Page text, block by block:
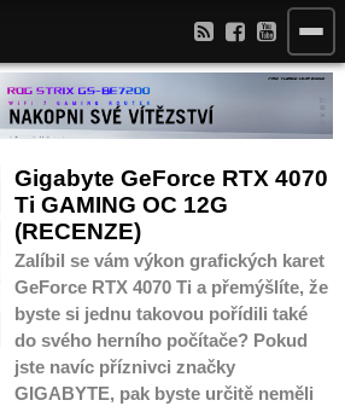
Gigabyte GeForce RTX 4070
Ti GAMING OC 12G
(RECENZE)
Zalíbil se vám výkon grafických karet
GeForce RTX 4070 Ti a přemýšlíte, že
byste si jednu takovou pořídili také
do svého herního počítače? Pokud
jste navíc příznivci značky
GIGABYTE, pak byste určitě neměli